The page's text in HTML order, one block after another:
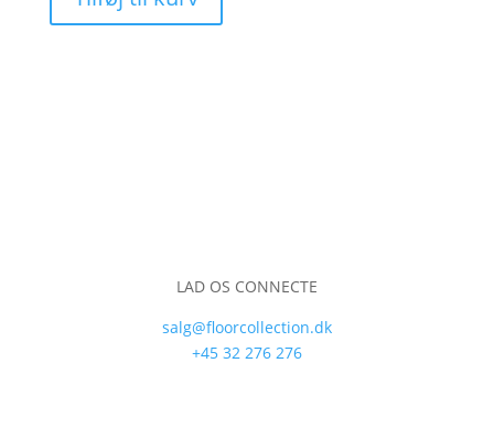
LAD OS CONNECTE
salg@floorcollection.dk
+45 32 276 276